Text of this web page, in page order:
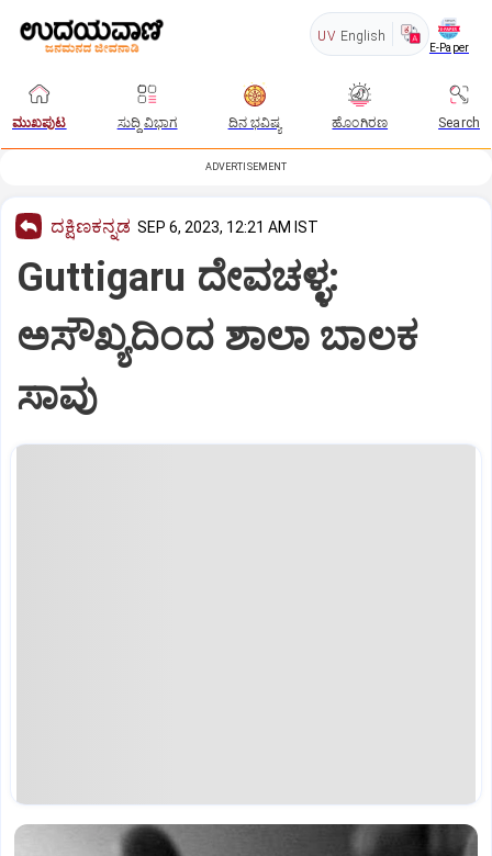
UV English
E-Paper
ಮುಖಪುಟ ಸುದ್ದಿ ವಿಭಾಗ ದಿನ ಭವಿಷ್ಯ ಹೊಂಗಿರಣ Search
ADVERTISEMENT
ದಕ್ಷಿಣಕನ್ನಡ SEP 6, 2023, 12:21 AM IST
Guttigaru ದೇವಚಳ್ಳ:
ಅಸೌಖ್ಯದಿಂದ ಶಾಲಾ ಬಾಲಕ
ಸಾವು